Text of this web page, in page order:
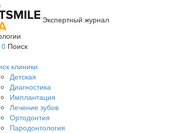
Экспертный журнал
0 Поиск
клиники
Детская
Диагностика
Имплантация
Лечение зубов
Ортодонтия
Пародонтология